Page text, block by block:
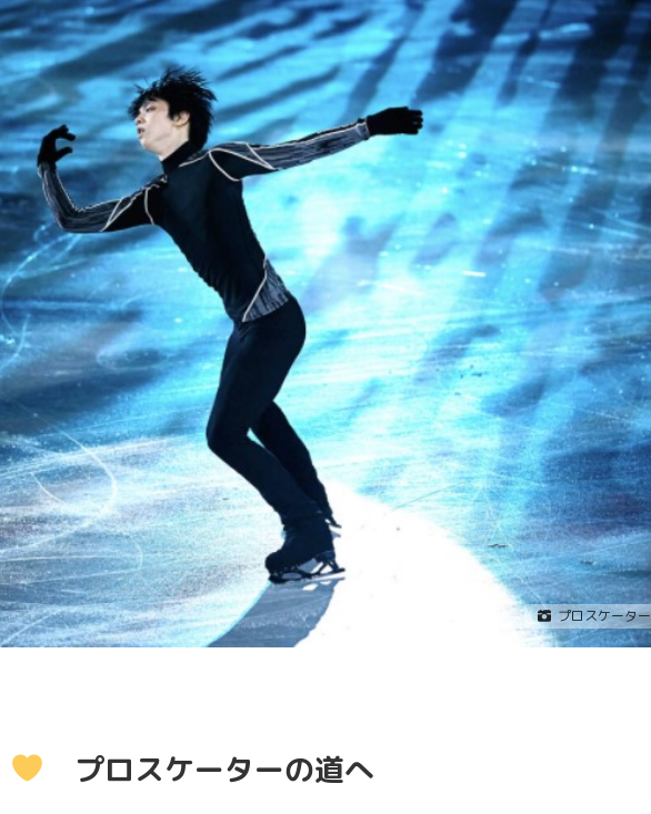
し、かなり個体数が減少していると
思われます。 2025年3月28日 冬
眠していたコクワガタ全員が目覚め
ました!! 2025年2月17日 冬眠して
いたコクワガタ♂が目覚めました!!
昆虫ゼリーを吸って ...
な陽）」 葛西臨海水族園入口前の演
出「Deep Sea Night（深海の夜）」
プロスケータ
プロスケーターの道へ